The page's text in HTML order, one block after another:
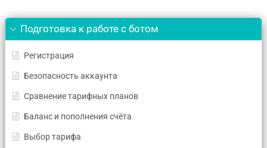
Подготовка к работе с ботом
Регистрация
Безопасность аккаунта
Сравнение тарифных планов
Баланс и пополнения счёта
Выбор тарифа